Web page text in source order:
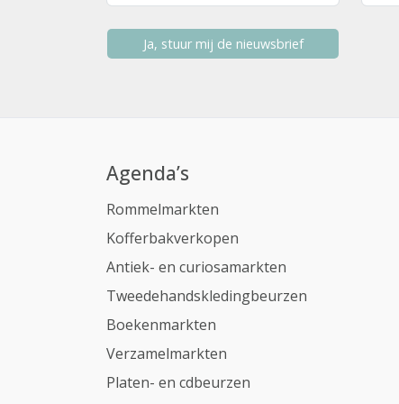
Ja, stuur mij de nieuwsbrief
Agenda’s
Rommelmarkten
Kofferbakverkopen
Antiek- en curiosamarkten
Tweedehandskledingbeurzen
Boekenmarkten
Verzamelmarkten
Platen- en cdbeurzen